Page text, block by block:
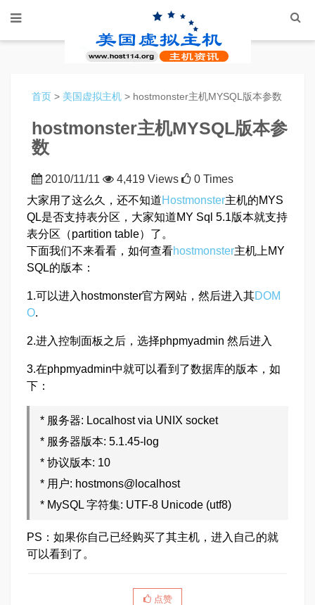
首页 > 美国虚拟主机 > hostmonster主机MYSQL版本参数
hostmonster主机MYSQL版本参
数
2010/11/11 4,419 Views
0 Times
大家用了这么久，还不知道Hostmonster主机的MYS
QL是否支持表分区，大家知道MY Sql 5.1版本就支持
表分区（partition table）了。
下面我们不来看看，如何查看hostmonster主机上MY
SQL的版本：
1.可以进入hostmonster官方网站，然后进入其DOM
O.
2.进入控制面板之后，选择phpmyadmin 然后进入
3.在phpmyadmin中就可以看到了数据库的版本，如
下：
* 服务器: Localhost via UNIX socket
* 服务器版本: 5.1.45-log
* 协议版本: 10
* 用户: hostmons@localhost
* MySQL 字符集: UTF-8 Unicode (utf8)
PS：如果你自己已经购买了其主机，进入自己的就
可以看到了。
点赞